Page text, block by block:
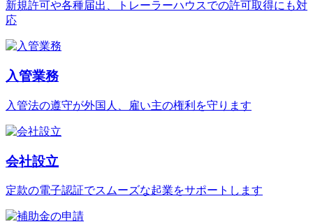
新規許可や各種届出、トレーラーハウスでの許可取得にも対
応
入管業務
入管法の遵守が外国人、雇い主の権利を守ります
会社設立
定款の電子認証でスムーズな起業をサポートします